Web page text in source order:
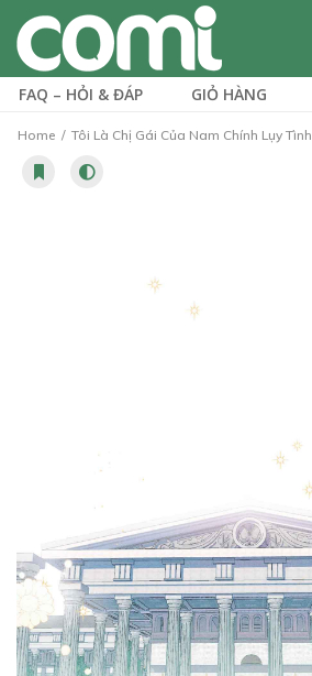
FAQ – HỎI & ĐÁP GIỎ HÀNG
Home Tôi Là Chị Gái Của Nam Chính Lụy Tình